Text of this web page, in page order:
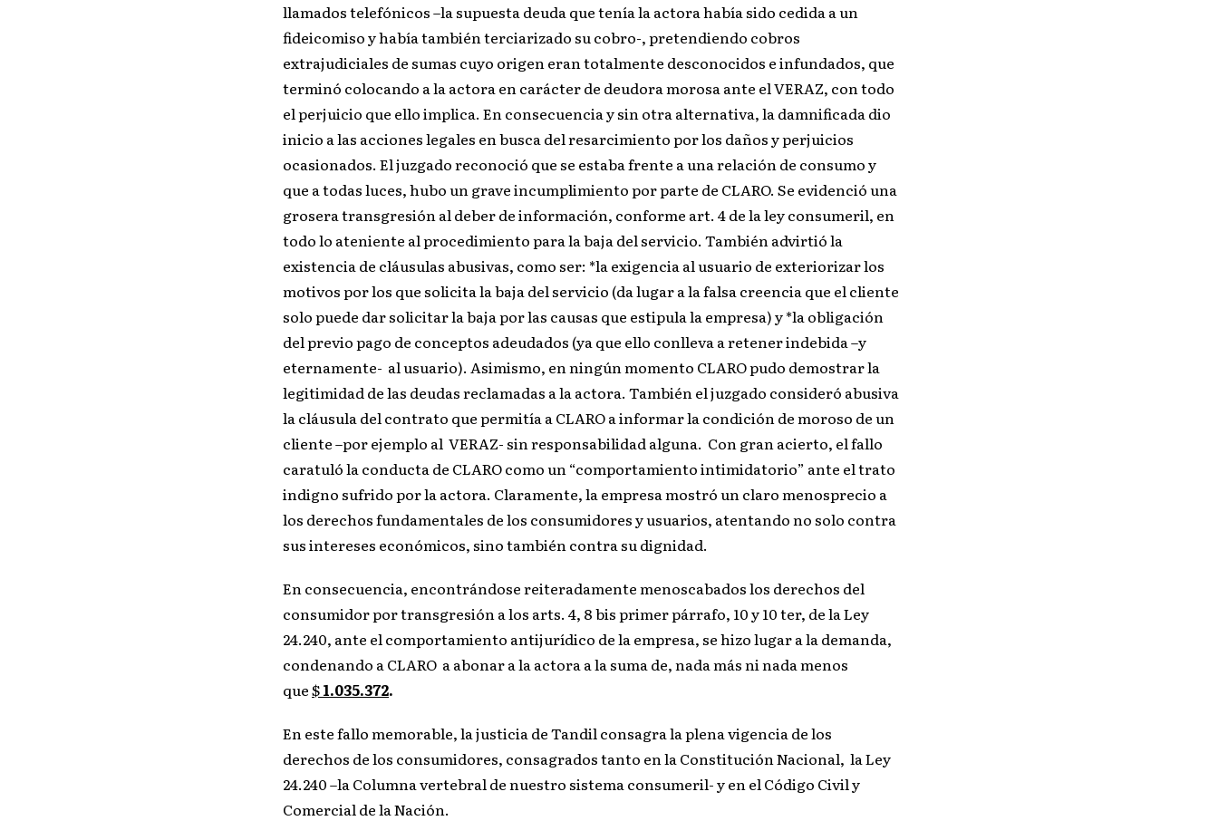
llamados telefónicos –la supuesta deuda que tenía la actora había sido cedida a un
fideicomiso y había también terciarizado su cobro-, pretendiendo cobros
extrajudiciales de sumas cuyo origen eran totalmente desconocidos e infundados, que
terminó colocando a la actora en carácter de deudora morosa ante el VERAZ, con todo
el perjuicio que ello implica. En consecuencia y sin otra alternativa, la damnificada dio
inicio a las acciones legales en busca del resarcimiento por los daños y perjuicios
ocasionados. El juzgado reconoció que se estaba frente a una relación de consumo y
que a todas luces, hubo un grave incumplimiento por parte de CLARO. Se evidenció una
grosera transgresión al deber de información, conforme art. 4 de la ley consumeril, en
todo lo ateniente al procedimiento para la baja del servicio. También advirtió la
existencia de cláusulas abusivas, como ser: *la exigencia al usuario de exteriorizar los
motivos por los que solicita la baja del servicio (da lugar a la falsa creencia que el cliente
solo puede dar solicitar la baja por las causas que estipula la empresa) y *la obligación
del previo pago de conceptos adeudados (ya que ello conlleva a retener indebida –y
eternamente- al usuario). Asimismo, en ningún momento CLARO pudo demostrar la
legitimidad de las deudas reclamadas a la actora. También el juzgado consideró abusiva
la cláusula del contrato que permitía a CLARO a informar la condición de moroso de un
cliente –por ejemplo al VERAZ- sin responsabilidad alguna. Con gran acierto, el fallo
caratuló la conducta de CLARO como un “comportamiento intimidatorio” ante el trato
indigno sufrido por la actora. Claramente, la empresa mostró un claro menosprecio a
los derechos fundamentales de los consumidores y usuarios, atentando no solo contra
sus intereses económicos, sino también contra su dignidad.
En consecuencia, encontrándose reiteradamente menoscabados los derechos del
consumidor por transgresión a los arts. 4, 8 bis primer párrafo, 10 y 10 ter, de la Ley
24.240, ante el comportamiento antijurídico de la empresa, se hizo lugar a la demanda,
condenando a CLARO a abonar a la actora a la suma de, nada más ni nada menos
que$1.035.372.
En este fallo memorable, la justicia de Tandil consagra la plena vigencia de los
derechos de los consumidores, consagrados tanto en la Constitución Nacional, la Ley
24.240 –la Columna vertebral de nuestro sistema consumeril- y en el Código Civil y
Comercial de la Nación.